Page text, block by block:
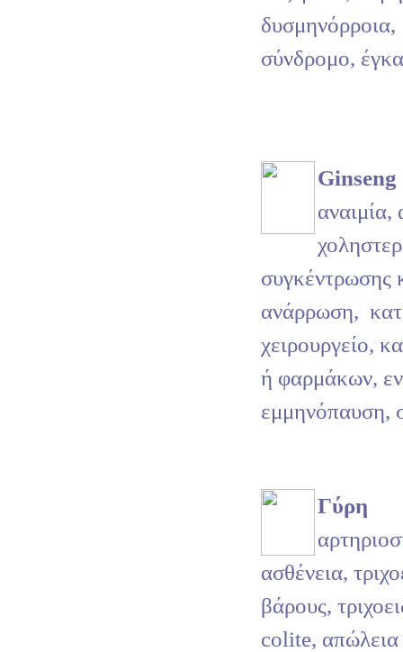
δυσμηνόρροια,
σύνδρομο,
Ginseng
αναιμία,
συγκέντρωσης
ανάρρωση,
χειρουργείο,
ή φαρμάκων,
εμμηνόπαυση,
Γύρη
ασθένεια,
βάρους,
colite,